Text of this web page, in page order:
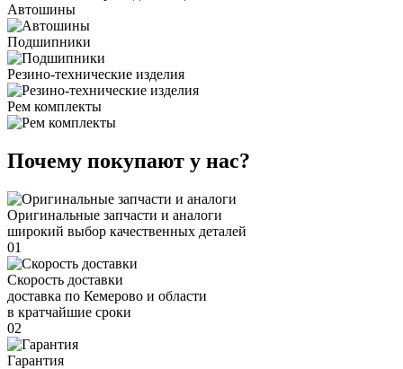
Автошины
Подшипники
Резино-технические изделия
Рем комплекты
Почему покупают у нас?
Оригинальные запчасти и аналоги
широкий выбор качественных деталей
01
Скорость доставки
доставка по Кемерово и области
в кратчайшие сроки
02
Гарантия